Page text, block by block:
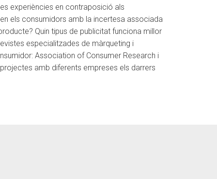
experiències en contraposició als
els consumidors amb la incertesa associada
Quin tipus de publicitat funciona millor
especialitzades de màrqueting i
Association of Consumer Research i
amb diferents empreses els darrers